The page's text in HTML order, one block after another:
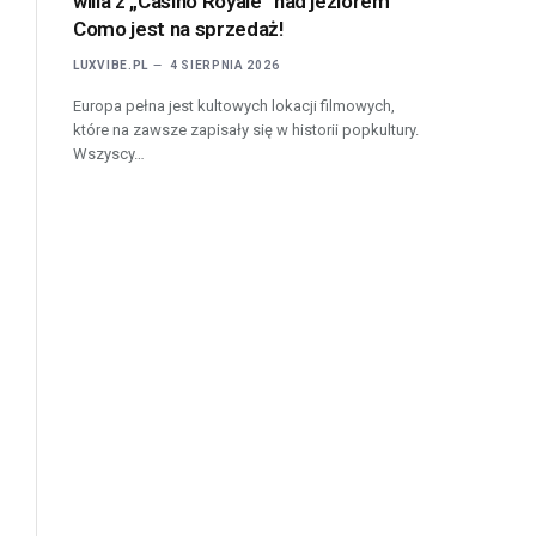
Como jest na sprzedaż!
LUXVIBE.PL 4 SIERPNIA 2026
Europa pełna jest kultowych lokacji filmowych,
które na zawsze zapisały się w historii popkultury.
Wszyscy…